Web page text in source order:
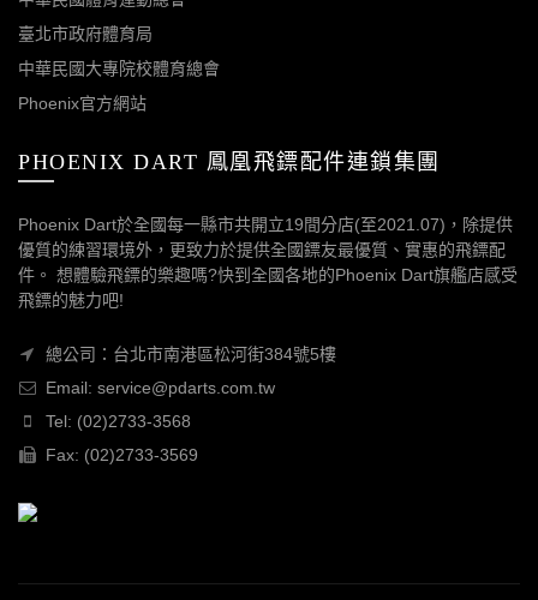
臺北市政府體育局
中華民國大專院校體育總會
Phoenix官方網站
PHOENIX DART 鳳凰飛鏢配件連鎖集團
Phoenix Dart於全國每一縣市共開立19間分店(至2021.07)，除提供
優質的練習環境外，更致力於提供全國鏢友最優質、實惠的飛鏢配
件。 想體驗飛鏢的樂趣嗎?快到全國各地的Phoenix Dart旗艦店感受
飛鏢的魅力吧!
總公司：台北市南港區松河街384號5樓
Email: service@pdarts.com.tw
Tel: (02)2733-3568
Fax: (02)2733-3569